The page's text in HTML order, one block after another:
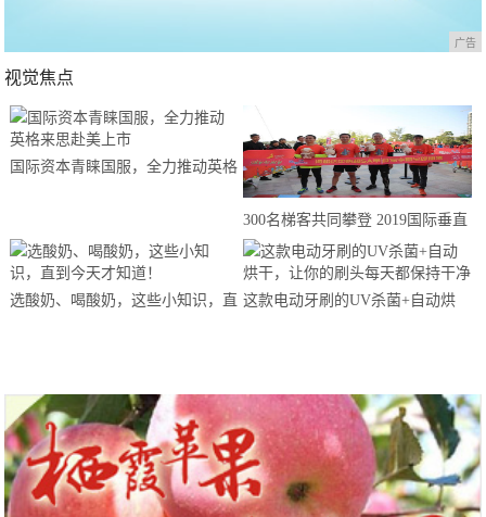
广告
视觉焦点
国际资本青睐国服，全力推动英格
300名梯客共同攀登 2019国际垂直
马拉松超级精英赛顺德海骏达中心
站欢乐开跑
选酸奶、喝酸奶，这些小知识，直 这款电动牙刷的UV杀菌+自动烘